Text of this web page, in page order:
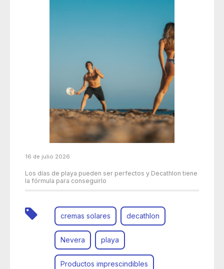
16 de julio 2026
Los días de playa pueden ser perfectos y Decathlon tiene
la fórmula para conseguirlo
cremas solares decathlon
Nevera playa
Productos imprescindibles